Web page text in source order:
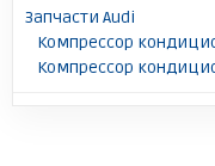
Запчасти Audi
Компрессор
Компрессор